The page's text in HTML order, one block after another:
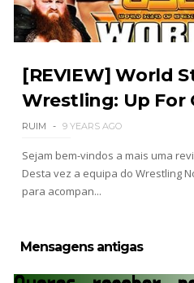
[REVIEW] World
Wrestling: Up For
RUIM 9 YEARS AGO
Sejam bem-vindos a mais uma
Desta vez a equipa do Wrestling
para acompan...
Mensagens antigas